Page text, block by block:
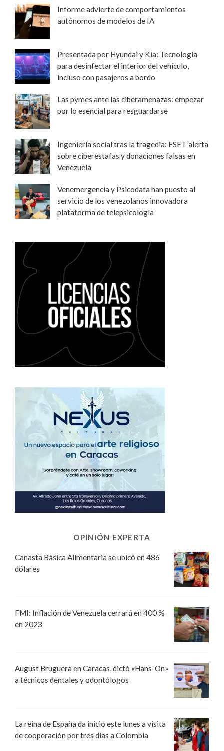
Informe advierte de comportamientos
autónomos de modelos de IA
Presentada por Hyundai y Kia: Tecnología
para desinfectar el interior del vehículo,
incluso con pasajeros a bordo
Las pymes ante las ciberamenazas: empezar
por lo esencial para resguardarse
Ingeniería social tras la tragedia: ESET alerta
sobre ciberestafas y donaciones falsas en
Venezuela
Venemergencia y Psicodata han puesto al
servicio de los venezolanos innovadora
plataforma de telepsicología
OPINIÓN EXPERTA
Canasta Básica Alimentaria se ubicó en 486
dólares
FMI: Inflación de Venezuela cerrará en 400 %
en 2023
August Bruguera en Caracas, dictó «Hans-On»
a técnicos dentales y odontólogos
La reina de España da inicio este lunes a visita
de cooperación por tres días a Colombia